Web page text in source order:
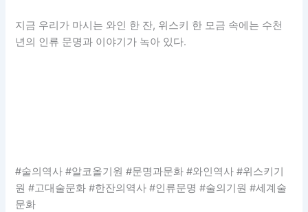
지금 우리가 마시는 와인 한 잔, 위스키 한 모금 속에는 수천
년의 인류 문명과 이야기가 녹아 있다.
#술의역사 #알코올기원 #문명과문화 #와인역사 #위스키기
원 #고대술문화 #한잔의역사 #인류문명 #술의기원 #세계술
문화